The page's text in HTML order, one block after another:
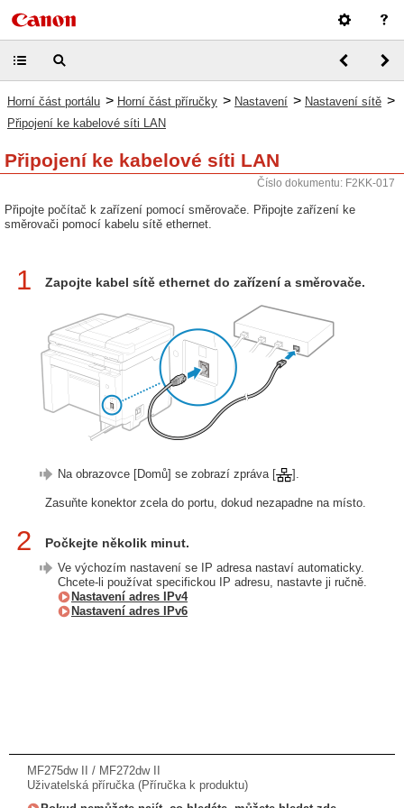
Horní část portálu > Horní část příručky > Nastavení > Nastavení sítě >
Připojení ke kabelové síti LAN
Připojení ke kabelové síti LAN
Číslo dokumentu: F2KK-017
Připojte počítač k zařízení pomocí směrovače. Připojte zařízení ke
směrovači pomocí kabelu sítě ethernet.
1 Zapojte kabel sítě ethernet do zařízení a směrovače.
Na obrazovce [Domů] se zobrazí zpráva [ ].
Zasuňte konektor zcela do portu, dokud nezapadne na místo.
2 Počkejte několik minut.
Ve výchozím nastavení se IP adresa nastaví automaticky.
Chcete-li používat specifickou IP adresu, nastavte ji ručně.
Nastavení adres IPv4
Nastavení adres IPv6
MF275dw II / MF272dw II
Uživatelská příručka (Příručka k produktu)